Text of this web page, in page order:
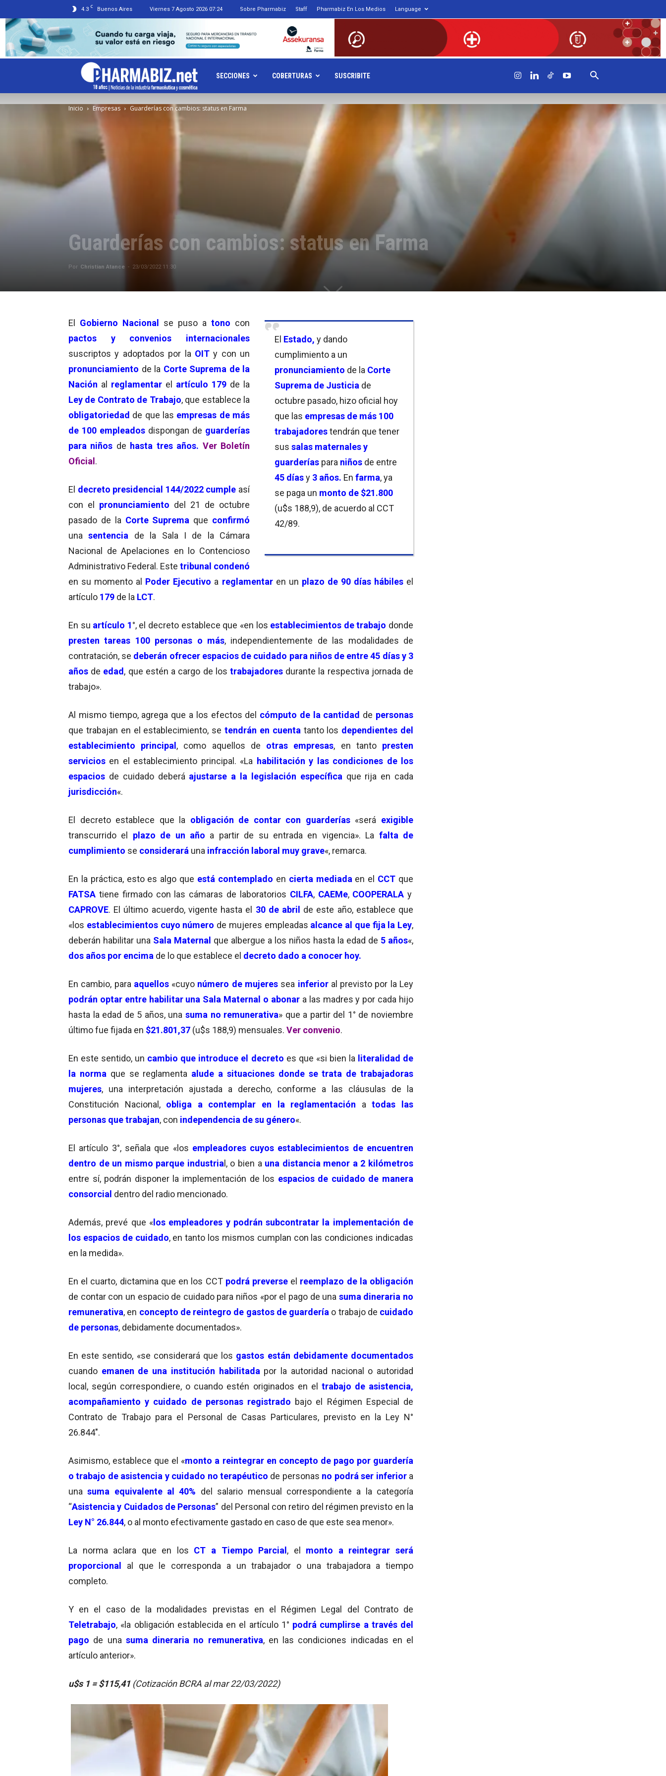
4.3 C Buenos Aires Viernes 7 Agosto 2026 07:24 Sobre Pharmabiz Staff Pharmabiz En Los Medios Language
Pharmabiz.NET
SECCIONES COBERTURAS SUSCRIBITE
Inicio Empresas Guarderías con cambios: status en Farma
Guarderías con cambios: status en Farma
Por Christian Atance - 23/03/2022 11:30
El Estado, y dando
cumplimiento a un
pronunciamiento de la Corte
Suprema de Justicia de
octubre pasado, hizo oficial hoy
que las empresas de más 100
trabajadorestendrán que tener
sus salas maternales y
guarderías para niños de entre
45 díasy 3 años. En farma, ya
se paga un monto de $21.800
(u$s 188,9), de acuerdo al CCT
42/89.
El Gobierno Nacional se puso a tono con
pactos y convenios internacionales
suscriptos y adoptados por la OIT y con un
pronunciamiento de la Corte Suprema de la
Nación al reglamentar el artículo 179 de la
Ley de Contrato de Trabajo, que establece la
obligatoriedad de que las empresas de más
de 100 empleados dispongan de guarderías
para niños de hasta tres años. Ver Boletín
Oficial.
El decreto presidencial 144/2022 cumple así
con el pronunciamiento del 21 de octubre
pasado de la Corte Suprema que confirmó
unasentencia de la Sala I de la Cámara
Nacional de Apelaciones en lo Contencioso
Administrativo Federal. Este tribunal condenó
en su momento al Poder Ejecutivo a reglamentaren un plazo de 90 días hábiles el
artículo 179 de la LCT.
En su artículo 1°, el decreto establece que «en los establecimientos de trabajo donde
presten tareas 100 personas o más, independientemente de las modalidades de
contratación, se deberán ofrecer espacios de cuidado para niños de entre 45 días y 3
años de edad, que estén a cargo de los trabajadoresdurante la respectiva jornada de
trabajo».
Al mismo tiempo, agrega que a los efectos del cómputo de la cantidad de personas
que trabajan en el establecimiento, se tendrán en cuenta tanto los dependientes del
establecimiento principal, como aquellos de otras empresas, en tantopresten
servicios en el establecimiento principal. «La habilitación y las condiciones de los
espacios de cuidado deberá ajustarse a la legislación específica que rija en cada
jurisdicción«.
El decreto establece que la obligación de contar con guarderías«será exigible
transcurrido el plazo de un año a partir de su entrada en vigencia». La falta de
cumplimiento se considerará una infracción laboral muy grave«, remarca.
En la práctica, esto es algo que está contemplado en cierta mediada en el CCT que
FATSA tiene firmado con las cámaras de laboratorios CILFA, CAEMe, COOPERALA y
CAPROVE. El último acuerdo, vigente hasta el 30 de abril de este año, establece que
«los establecimientos cuyo número de mujeres empleadas alcance al que fija la Ley,
deberán habilitar una Sala Maternal que albergue a los niños hasta la edad de 5 años«,
dos años por encima de lo que establece el decreto dado a conocer hoy.
En cambio, para aquellos«cuyo número de mujeres sea inferior al previsto por la Ley
podrán optar entre habilitar una Sala Maternal o abonara las madres y por cada hijo
hasta la edad de 5 años, una suma no remunerativa» que a partir del 1° de noviembre
último fue fijada en $21.801,37 (u$s 188,9) mensuales. Ver convenio.
En este sentido, un cambio que introduce el decreto es que «si bien la literalidad de
la norma que se reglamenta alude a situaciones donde se trata de trabajadoras
mujeres, una interpretación ajustada a derecho, conforme a las cláusulas de la
Constitución Nacional, obliga a contemplar en la reglamentación a todas las
personas que trabajan, con independencia de su género«.
El artículo 3°, señala que «los empleadores cuyos establecimientos de encuentren
dentro de un mismo parque industrial, o bien a una distancia menor a 2 kilómetros
entre sí, podrán disponer la implementación de los espacios de cuidado de manera
consorcial dentro del radio mencionado.
Además, prevé que «los empleadores y podrán subcontratar la implementación de
los espacios de cuidado, en tanto los mismos cumplan con las condiciones indicadas
en la medida».
En el cuarto, dictamina que en los CCT podrá preverse el reemplazo de la obligación
de contar con un espacio de cuidado para niños «por el pago de una suma dineraria no
remunerativa, en concepto de reintegro de gastos de guardería o trabajo de cuidado
de personas, debidamente documentados».
En este sentido, «se considerará que los gastos están debidamente documentados
cuando emanen de una institución habilitada por la autoridad nacional o autoridad
local, según correspondiere, o cuando estén originados en el trabajo de asistencia,
acompañamiento y cuidado de personas registrado bajo el Régimen Especial de
Contrato de Trabajo para el Personal de Casas Particulares, previsto en la Ley N°
26.844″.
Asimismo, establece que el «monto a reintegrar en concepto de pago por guardería
o trabajo de asistencia y cuidado no terapéutico de personas no podrá ser inferior a
unasuma equivalente al 40% del salario mensual correspondiente a la categoría
“Asistencia y Cuidados de Personas” del Personal con retiro del régimen previsto en la
Ley N° 26.844, o al monto efectivamente gastado en caso de que este sea menor».
La norma aclara que en los CT a Tiempo Parcial, el monto a reintegrar será
proporcional al que le corresponda a un trabajador o una trabajadora a tiempo
completo.
Y en el caso de la modalidades previstas en el Régimen Legal del Contrato de
Teletrabajo, «la obligación establecida en el artículo 1° podrá cumplirse a través del
pago de una suma dineraria no remunerativa, en las condiciones indicadas en el
artículo anterior».
u$s 1 = $115,41(Cotización BCRA al mar 22/03/2022)